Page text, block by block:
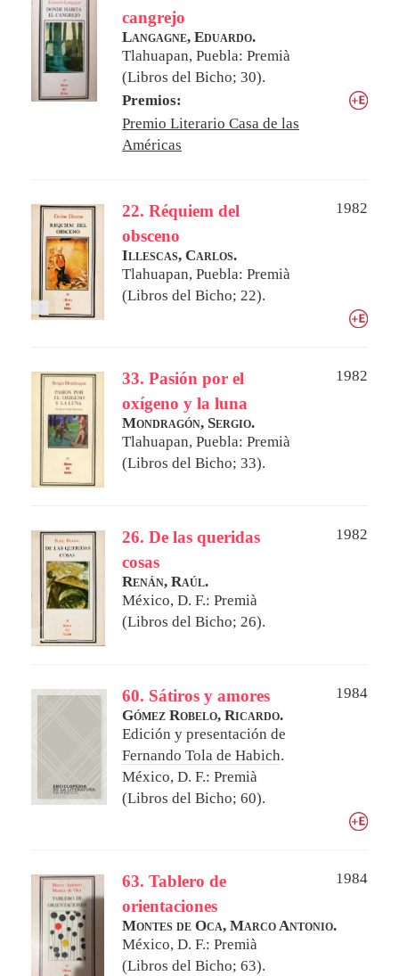
cangrejo
Langagne, Eduardo.
Tlahuapan, Puebla: Premià
(Libros del Bicho; 30).
Premios:
Premio Literario Casa de las
Américas
22. Réquiem del
obsceno
1982
Illescas, Carlos.
Tlahuapan, Puebla: Premià
(Libros del Bicho; 22).
33. Pasión por el
oxígeno y la luna
1982
Mondragón, Sergio.
Tlahuapan, Puebla: Premià
(Libros del Bicho; 33).
26. De las queridas
cosas
1982
Renán, Raúl.
México, D. F.: Premià
(Libros del Bicho; 26).
60. Sátiros y amores
1984
Gómez Robelo, Ricardo.
Edición y presentación de
Fernando Tola de Habich.
México, D. F.: Premià
(Libros del Bicho; 60).
63. Tablero de
orientaciones
1984
Montes de Oca, Marco Antonio.
México, D. F.: Premià
(Libros del Bicho; 63).